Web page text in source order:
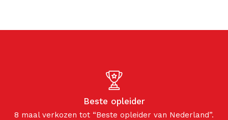
Beste opleider
8 maal verkozen tot “Beste opleider van Nederland”.